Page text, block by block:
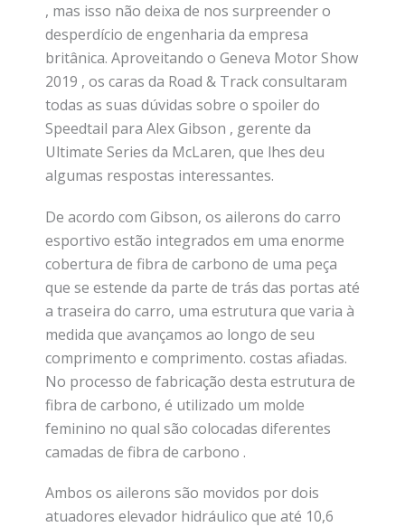
, mas isso não deixa de nos surpreender o
desperdício de engenharia da empresa
britânica. Aproveitando o Geneva Motor Show
2019 , os caras da Road & Track consultaram
todas as suas dúvidas sobre o spoiler do
Speedtail para Alex Gibson , gerente da
Ultimate Series da McLaren, que lhes deu
algumas respostas interessantes.
De acordo com Gibson, os ailerons do carro
esportivo estão integrados em uma enorme
cobertura de fibra de carbono de uma peça
que se estende da parte de trás das portas até
a traseira do carro, uma estrutura que varia à
medida que avançamos ao longo de seu
comprimento e comprimento. costas afiadas.
No processo de fabricação desta estrutura de
fibra de carbono, é utilizado um molde
feminino no qual são colocadas diferentes
camadas de fibra de carbono .
Ambos os ailerons são movidos por dois
atuadores elevador hidráulico que até 10,6